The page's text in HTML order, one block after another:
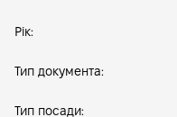
Рік:
Тип документа:
Тип посади: